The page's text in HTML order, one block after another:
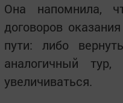
Она напомнила,
договоров
пути: либо
аналогичный
увеличиваться.